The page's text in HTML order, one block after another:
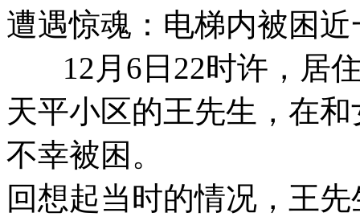
遭遇惊魂：电梯内被困
12月6日22时许，居住
天平小区的王先生，在
不幸被困。
回想起当时的情况，王